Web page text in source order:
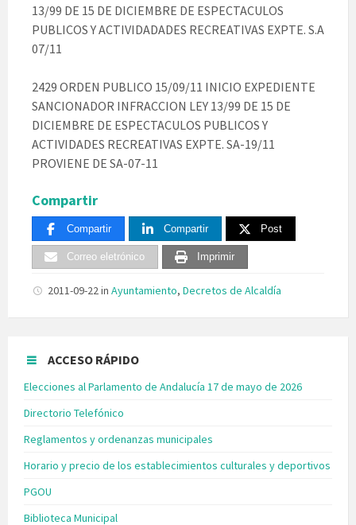
13/99 DE 15 DE DICIEMBRE DE ESPECTACULOS
PUBLICOS Y ACTIVIDADADES RECREATIVAS EXPTE. S.A
07/11
2429 ORDEN PUBLICO 15/09/11 INICIO EXPEDIENTE
SANCIONADOR INFRACCION LEY 13/99 DE 15 DE
DICIEMBRE DE ESPECTACULOS PUBLICOS Y
ACTIVIDADES RECREATIVAS EXPTE. SA-19/11
PROVIENE DE SA-07-11
Compartir
Compartir Compartir Post
Correo eletrónico Imprimir
2011-09-22in Ayuntamiento, Decretos de Alcaldía
ACCESO RÁPIDO
Elecciones al Parlamento de Andalucía 17 de mayo de 2026
Directorio Telefónico
Reglamentos y ordenanzas municipales
Horario y precio de los establecimientos culturales y deportivos
PGOU
Biblioteca Municipal